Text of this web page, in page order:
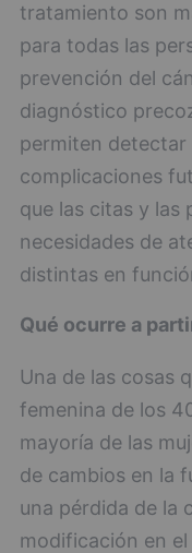
tratamiento son
para todas las
prevención del
diagnóstico
permiten detectar
complicaciones
que las citas y las
necesidades de
distintas en
Qué ocurre a
Una de las cosas
femenina de los
mayoría de las
de cambios en la
una pérdida de la
modificación en